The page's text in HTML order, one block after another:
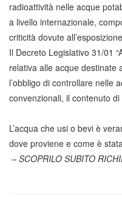
radioattività nelle acque
a livello internazionale,
criticità dovute
Il Decreto Legislativo 31/01
relativa alle acque destinate
l’obbligo di controllare nelle
convenzionali, il contenuto
L’acqua che usi o bevi è
dove proviene e come è
– SCOPRILO SUBITO